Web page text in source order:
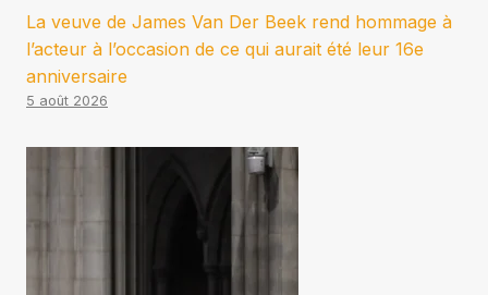
La veuve de James Van Der Beek rend hommage à
l’acteur à l’occasion de ce qui aurait été leur 16e
anniversaire
5 août 2026